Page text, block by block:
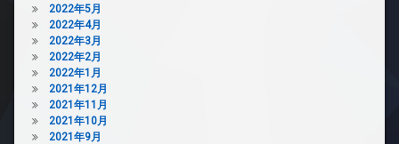
2022年5月
2022年4月
2022年3月
2022年2月
2022年1月
2021年12月
2021年11月
2021年10月
2021年9月